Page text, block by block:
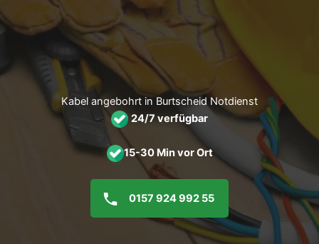
Inhalt
Kabel angebohrt in Burtscheid Notdienst
24/7 verfügbar
15-30 Min vor Ort
0157 924 992 55